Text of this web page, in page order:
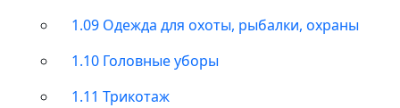
1.09 Одежда для охоты, рыбалки, охраны
1.10 Головные уборы
1.11 Трикотаж